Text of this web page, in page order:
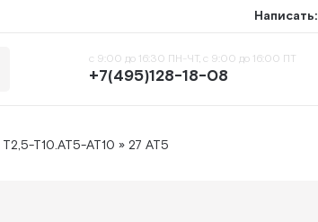
Написать:
с 9:00 до 16:30 ПН-ЧТ, с 9:00 до 16:00 ПТ
+7(495)128-18-08
T10.AT5-AT10 » 27 AT5